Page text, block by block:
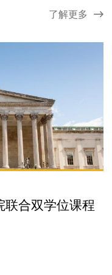
了解更多
联合双学位课程